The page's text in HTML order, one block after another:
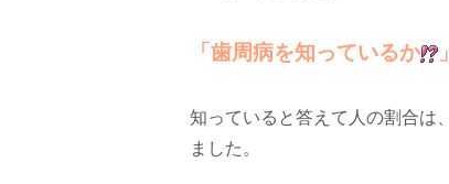
「歯周病を知っているか 」
知っていると答えて人の割合は、
ました。